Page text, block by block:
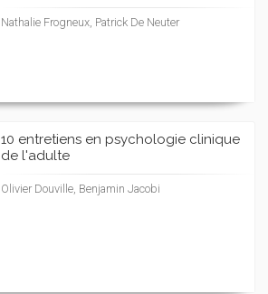
Nathalie Frogneux, Patrick De Neuter
10 entretiens en psychologie clinique
de l'adulte
Olivier Douville, Benjamin Jacobi